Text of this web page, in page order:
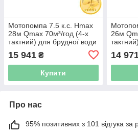
Мотопомпа 7.5 к.с. Hmax
28м Qmax 70м³/год (4-х
тактний) для брудної води
15 941 ₴
Купити
26м
14
Про нас
95% позитивних з 101 відгука за